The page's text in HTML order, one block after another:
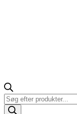
Products
search